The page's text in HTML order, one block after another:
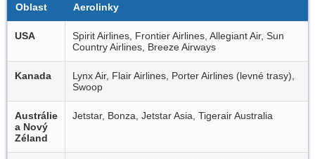
Oblast Aerolinky
USA
Spirit Airlines, Frontier Airlines, Allegiant Air, Sun
Country Airlines, Breeze Airways
Kanada
Lynx Air, Flair Airlines, Porter Airlines (levné trasy),
Swoop
Austrálie
a Nový
Zéland
Jetstar, Bonza, Jetstar Asia, Tigerair Australia